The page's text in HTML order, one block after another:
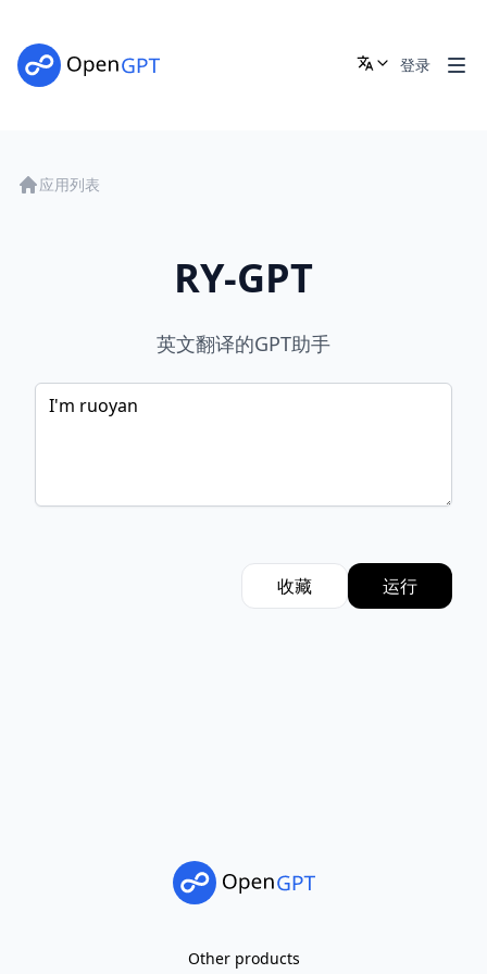
登录
应用列表
RY-GPT
英文翻译的GPT助手
收藏 运行
Other products